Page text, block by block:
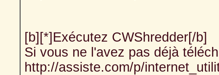
[b][*]Exécutez CWShredder[/b]
Si vous ne l'avez pas déjà
http://assiste.com/p/